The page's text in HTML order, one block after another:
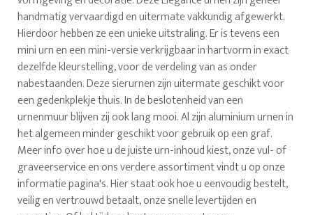
handmatig vervaardigd en uitermate vakkundig afgewerkt.
Hierdoor hebben ze een unieke uitstraling. Er is tevens een
mini urn en een mini-versie verkrijgbaar in hartvorm in exact
dezelfde kleurstelling, voor de verdeling van as onder
nabestaanden. Deze sierurnen zijn uitermate geschikt voor
een gedenkplekje thuis. In de beslotenheid van een
urnenmuur blijven zij ook lang mooi. Al zijn aluminium urnen in
het algemeen minder geschikt voor gebruik op een graf.
Meer info over hoe u de juiste urn-inhoud kiest, onze vul- of
graveerservice en ons verdere assortiment vindt u op onze
informatie pagina's. Hier staat ook hoe u eenvoudig bestelt,
veilig en vertrouwd betaalt, onze snelle levertijden en